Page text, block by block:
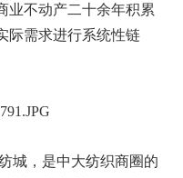
业不动产二十余年积累
际需求进行系统性链
城，是中大纺织商圈的